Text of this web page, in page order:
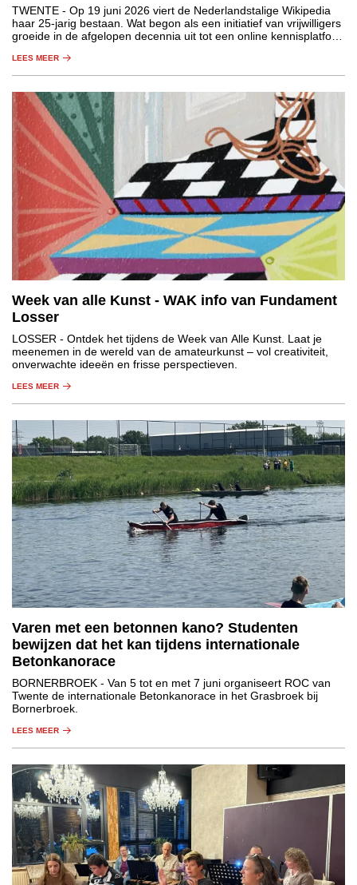
TWENTE - Op 19 juni 2026 viert de Nederlandstalige Wikipedia
haar 25-jarig bestaan. Wat begon als een initiatief van vrijwilligers
groeide in de afgelopen decennia uit tot een online kennisplatform
LEES MEER
Week van alle Kunst - WAK info van Fundament
Losser
LOSSER - Ontdek het tijdens de Week van Alle Kunst. Laat je
meenemen in de wereld van de amateurkunst – vol creativiteit,
onverwachte ideeën en frisse perspectieven.
LEES MEER
Varen met een betonnen kano? Studenten
bewijzen dat het kan tijdens internationale
Betonkanorace
BORNERBROEK - Van 5 tot en met 7 juni organiseert ROC van
Twente de internationale Betonkanorace in het Grasbroek bij
Bornerbroek.
LEES MEER